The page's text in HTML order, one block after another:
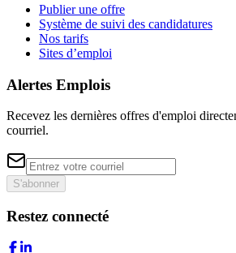
Publier une offre
Système de suivi des candidatures
Nos tarifs
Sites d’emploi
Alertes Emplois
Recevez les dernières offres d'emploi
courriel.
S'abonner
Restez connecté